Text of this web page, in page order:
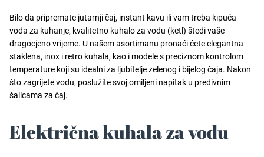
Bilo da pripremate jutarnji čaj, instant kavu ili vam treba kipuća
voda za kuhanje, kvalitetno kuhalo za vodu (ketl) štedi vaše
dragocjeno vrijeme. U našem asortimanu pronaći ćete elegantna
staklena, inox i retro kuhala, kao i modele s preciznom kontrolom
temperature koji su idealni za ljubitelje zelenog i bijelog čaja. Nakon
što zagrijete vodu, poslužite svoj omiljeni napitak u predivnim
šalicama za čaj.
Električna kuhala za vodu